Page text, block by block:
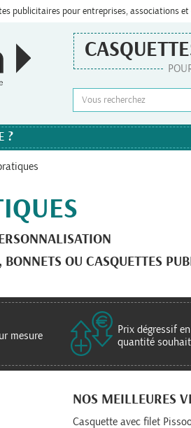
publicitaires pour entreprises, associations et
?
OU CASQUETTES
mesure
Prix dégressif
quantité
NOS MEILLEURES
Casquette avec filet